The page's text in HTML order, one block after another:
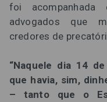
foi
advogados que
credores de
“Naquele dia 14
que havia, sim,
– tanto que o